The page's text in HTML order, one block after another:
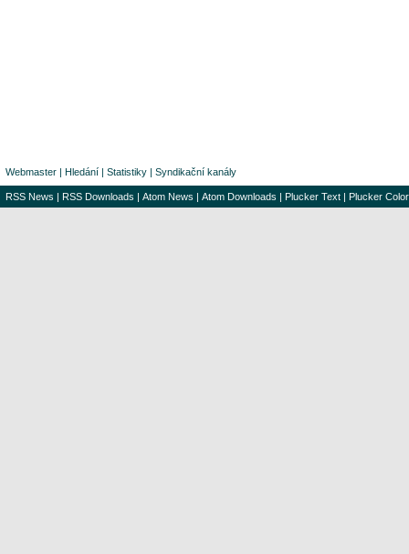
Webmaster | Hledání | Statistiky | Syndikační kanály
RSS News | RSS Downloads | Atom News | Atom Downloads | Plucker Text | Plucker Color